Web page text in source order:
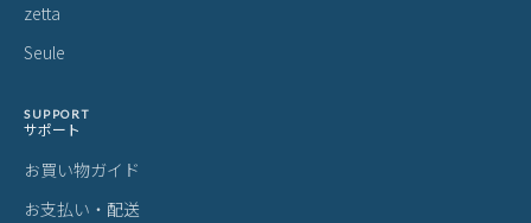
zetta
Seule
SUPPORT
サポート
お買い物ガイド
お支払い・配送